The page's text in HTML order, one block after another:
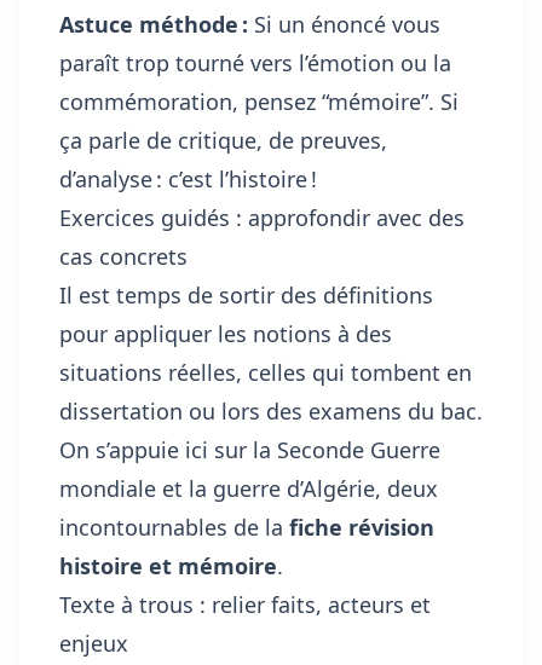
Astuce méthode : Si un énoncé vous
paraît trop tourné vers l’émotion ou la
commémoration, pensez “mémoire”. Si
ça parle de critique, de preuves,
d’analyse : c’est l’histoire !
Exercices guidés : approfondir avec des
cas concrets
Il est temps de sortir des définitions
pour appliquer les notions à des
situations réelles, celles qui tombent en
dissertation ou lors des examens du bac.
On s’appuie ici sur la Seconde Guerre
mondiale et la guerre d’Algérie, deux
incontournables de la fiche révision
histoire et mémoire.
Texte à trous : relier faits, acteurs et
enjeux